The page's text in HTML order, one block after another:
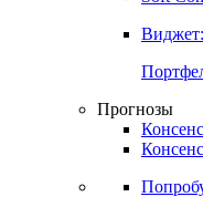
Виджет:
Прогнозы